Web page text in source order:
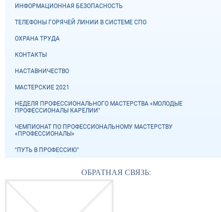
ИНФОРМАЦИОННАЯ БЕЗОПАСНОСТЬ
ТЕЛЕФОНЫ ГОРЯЧЕЙ ЛИНИИ В СИСТЕМЕ СПО
ОХРАНА ТРУДА
КОНТАКТЫ
НАСТАВНИЧЕСТВО
МАСТЕРСКИЕ 2021
НЕДЕЛЯ ПРОФЕССИОНАЛЬНОГО МАСТЕРСТВА «МОЛОДЫЕ
ПРОФЕССИОНАЛЫ КАРЕЛИИ"
ЧЕМПИОНАТ ПО ПРОФЕССИОНАЛЬНОМУ МАСТЕРСТВУ
«ПРОФЕССИОНАЛЫ»
"ПУТЬ В ПРОФЕССИЮ"
ОБРАТНАЯ СВЯЗЬ: